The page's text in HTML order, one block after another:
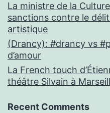
La ministre de la
sanctions contre le délit
artistique
(Drancy): #drancy vs
d’amour
La French touch
théâtre Silvain à
Recent Comments